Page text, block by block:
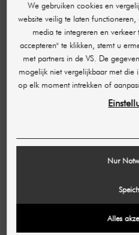
€ 20,23 € 30,40
(202,30 € / L)
-€ 10,17
We gebruiken cookies en
website veilig te laten
media te integreren en
accepteren" te klikken, stemt u
met partners in de VS. De
mogelijk niet vergelijkbaar met die
op elk moment intrekken of
Nur
Alles